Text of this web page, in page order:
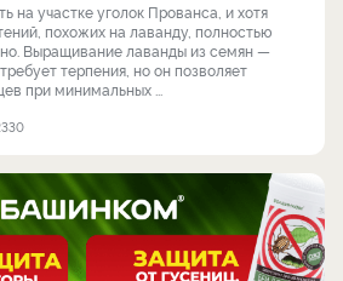
на участке уголок Прованса, и хотя
похожих на лаванду, полностью
Выращивание лаванды из семян —
терпения, но он позволяет
при минимальных ...